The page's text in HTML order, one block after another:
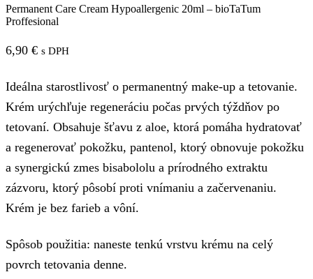
Permanent Care Cream Hypoallergenic 20ml – bioTaTum
Proffesional
6,90 € s DPH
Ideálna starostlivosť o permanentný make-up a tetovanie.
Krém urýchľuje regeneráciu počas prvých týždňov po
tetovaní. Obsahuje šťavu z aloe, ktorá pomáha hydratovať
a regenerovať pokožku, pantenol, ktorý obnovuje pokožku
a synergickú zmes bisabololu a prírodného extraktu
zázvoru, ktorý pôsobí proti vnímaniu a začervenaniu.
Krém je bez farieb a vôní.
Spôsob použitia: naneste tenkú vrstvu krému na celý
povrch tetovania denne.